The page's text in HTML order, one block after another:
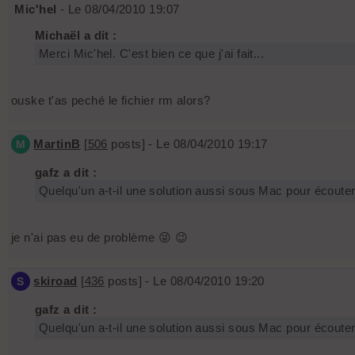
Mic'hel - Le 08/04/2010 19:07
Michaël a dit :
Merci Mic'hel. C'est bien ce que j'ai fait...
ouske t'as peché le fichier rm alors?
M MartinB [506 posts] - Le 08/04/2010 19:17
gafz a dit :
Quelqu'un a-t-il une solution aussi sous Mac pour
je n'ai pas eu de problème 😜 😉
S skiroad [436 posts] - Le 08/04/2010 19:20
gafz a dit :
Quelqu'un a-t-il une solution aussi sous Mac pour